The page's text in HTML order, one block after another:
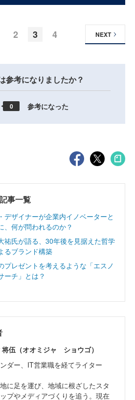
2 3 4 NEXT
参考になりましたか？
0 参考になった
事一覧
デザイナーが企業内イノベーターと
、何が問われるのか？
祐氏が語る、30年後を見据えた哲学
るブランド構築
プレゼントを考えるような「エスノ
ーチ」とは？
将伍（オオミジャ ショウゴ）
ダー、IT営業職を経てライター
に足を運び、地域に根ざしたスタ
プやメディアづくりを追う。現在